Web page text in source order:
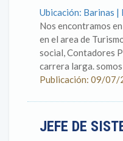
Ubicación: Barinas |
Nos encontramos
en el area de
social, Contadores
carrera larga.
Publicación: 09/
JEFE DE